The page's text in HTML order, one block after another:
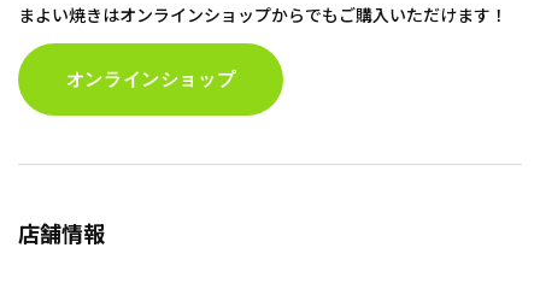
まよい焼きはオンラインショップからでもご購入いただけます！
オンラインショップ
店舗情報